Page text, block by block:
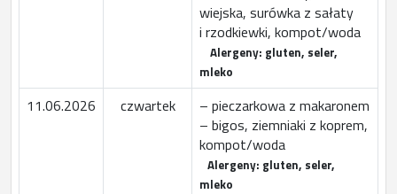
wiejska, surówka z sałaty
i rzodkiewki, kompot/woda
Alergeny: gluten, seler,
mleko
11.06.2026 czwartek
– pieczarkowa z makaronem
– bigos, ziemniaki z koprem,
kompot/woda
Alergeny: gluten, seler,
mleko